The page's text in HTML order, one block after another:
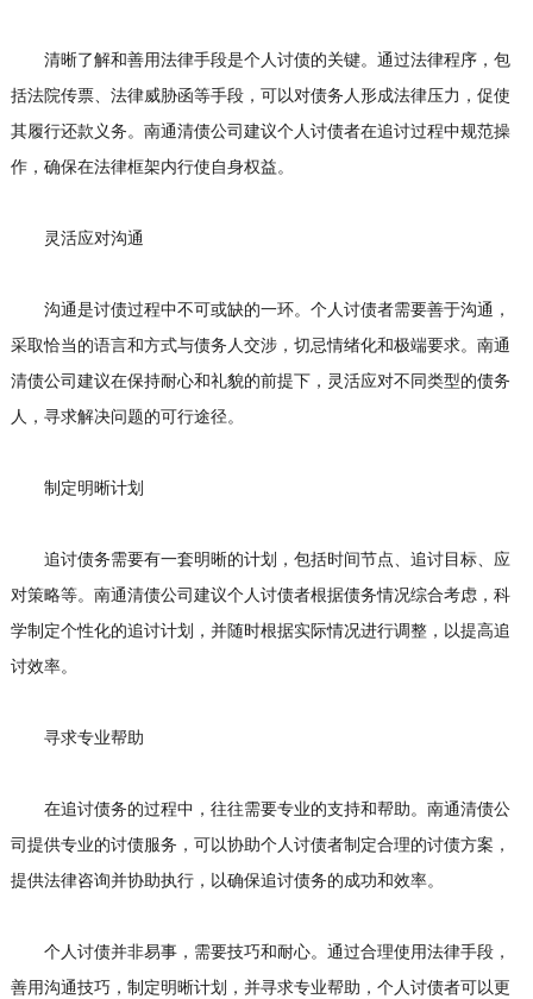
清晰了解和善用法律手段是个人讨债的关键。通过法律程序，包
括法院传票、法律威胁函等手段，可以对债务人形成法律压力，促使
其履行还款义务。南通清债公司建议个人讨债者在追讨过程中规范操
作，确保在法律框架内行使自身权益。
灵活应对沟通
沟通是讨债过程中不可或缺的一环。个人讨债者需要善于沟通，
采取恰当的语言和方式与债务人交涉，切忌情绪化和极端要求。南通
清债公司建议在保持耐心和礼貌的前提下，灵活应对不同类型的债务
人，寻求解决问题的可行途径。
制定明晰计划
追讨债务需要有一套明晰的计划，包括时间节点、追讨目标、应
对策略等。南通清债公司建议个人讨债者根据债务情况综合考虑，科
学制定个性化的追讨计划，并随时根据实际情况进行调整，以提高追
讨效率。
寻求专业帮助
在追讨债务的过程中，往往需要专业的支持和帮助。南通清债公
司提供专业的讨债服务，可以协助个人讨债者制定合理的讨债方案，
提供法律咨询并协助执行，以确保追讨债务的成功和效率。
个人讨债并非易事，需要技巧和耐心。通过合理使用法律手段，
善用沟通技巧，制定明晰计划，并寻求专业帮助，个人讨债者可以更